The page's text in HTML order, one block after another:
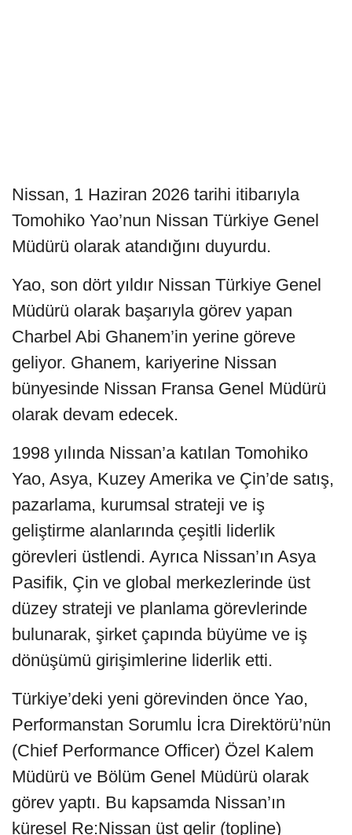
Nissan, 1 Haziran 2026 tarihi itibarıyla
Tomohiko Yao’nun Nissan Türkiye Genel
Müdürü olarak atandığını duyurdu.
Yao, son dört yıldır Nissan Türkiye Genel
Müdürü olarak başarıyla görev yapan
Charbel Abi Ghanem’in yerine göreve
geliyor. Ghanem, kariyerine Nissan
bünyesinde Nissan Fransa Genel Müdürü
olarak devam edecek.
1998 yılında Nissan’a katılan Tomohiko
Yao, Asya, Kuzey Amerika ve Çin’de satış,
pazarlama, kurumsal strateji ve iş
geliştirme alanlarında çeşitli liderlik
görevleri üstlendi. Ayrıca Nissan’ın Asya
Pasifik, Çin ve global merkezlerinde üst
düzey strateji ve planlama görevlerinde
bulunarak, şirket çapında büyüme ve iş
dönüşümü girişimlerine liderlik etti.
Türkiye’deki yeni görevinden önce Yao,
Performanstan Sorumlu İcra Direktörü’nün
(Chief Performance Officer) Özel Kalem
Müdürü ve Bölüm Genel Müdürü olarak
görev yaptı. Bu kapsamda Nissan’ın
küresel Re:Nissan üst gelir (topline)